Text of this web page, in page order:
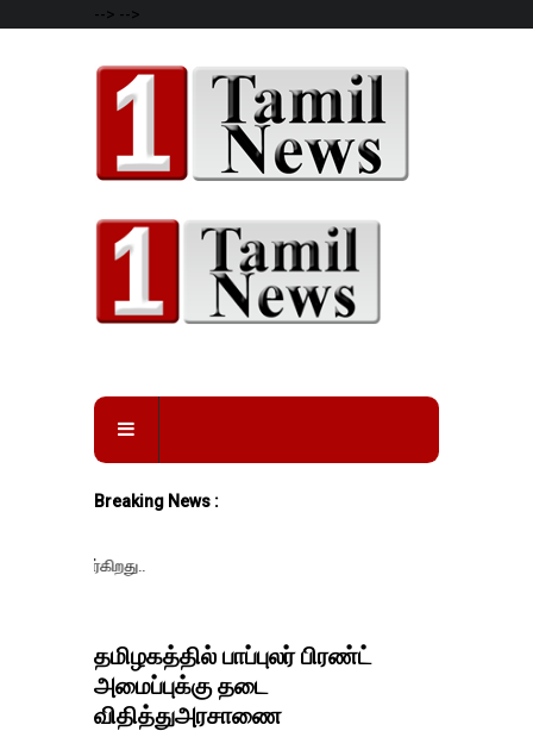
--> -->
Breaking News :
தமிழகத்தில் பாப்புலர் பிரண்ட்
அமைப்புக்கு தடை
விதித்துஅரசாணை